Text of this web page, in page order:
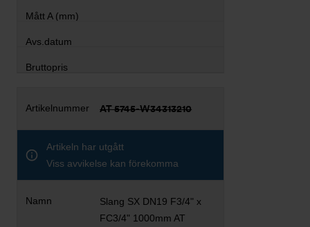
AT 5745-W34313210
Artikeln har utgått
Viss avvikelse kan förekomma
Slang SX DN19 F3/4" x
FC3/4" 1000mm AT